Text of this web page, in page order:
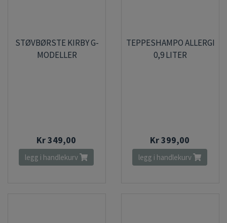
STØVBØRSTE KIRBY G-
MODELLER
Kr 349,00
legg i handlekurv
TEPPESHAMPO ALLERGI
0,9 LITER
Kr 399,00
legg i handlekurv